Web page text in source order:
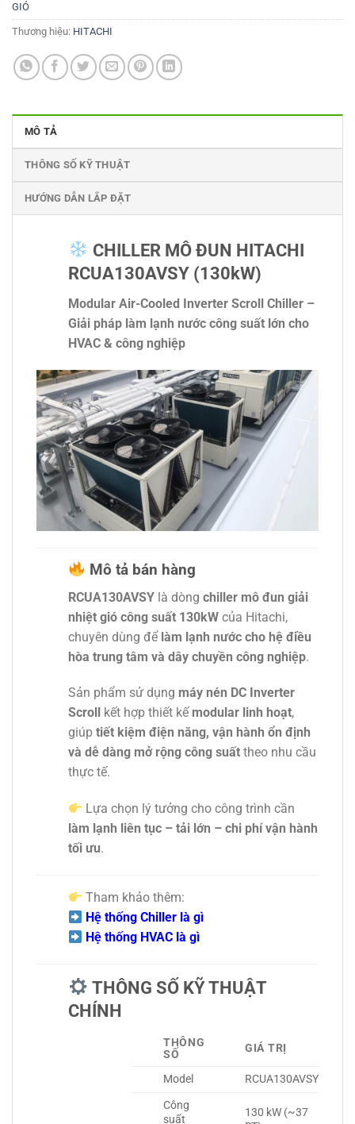
GIÓ
Thương hiệu: HITACHI
MÔ TẢ
THÔNG SỐ KỸ THUẬT
HƯỚNG DẪN LẮP ĐẶT
CHILLER MÔ ĐUN HITACHI
RCUA130AVSY (130kW)
Modular Air-Cooled Inverter Scroll Chiller –
Giải pháp làm lạnh nước công suất lớn cho
HVAC & công nghiệp
Mô tả bán hàng
RCUA130AVSY là dòng chiller mô đun giải
nhiệt gió công suất 130kW của Hitachi,
chuyên dùng để làm lạnh nước cho hệ điều
hòa trung tâm và dây chuyền công nghiệp.
Sản phẩm sử dụng máy nén DC Inverter
Scroll
kết hợp thiết kế modular linh hoạt,
giúp tiết kiệm điện năng, vận hành ổn định
và dễ dàng mở rộng công suất theo nhu cầu
thực tế.
Lựa chọn lý tưởng cho công trình cần
làm lạnh liên tục – tải lớn – chi phí vận hành
tối ưu.
Tham khảo thêm:
Hệ thống Chiller là gì
Hệ thống HVAC là gì
THÔNG SỐ KỸ THUẬT
CHÍNH
THÔNG
SỐ
GIÁ TRỊ
Model
RCUA130AVSY
Công
suất
130 kW (~37